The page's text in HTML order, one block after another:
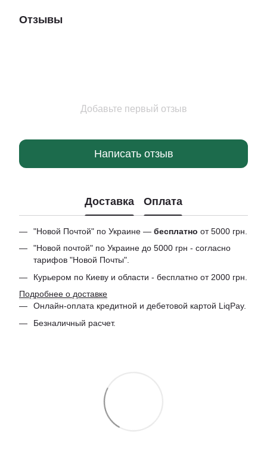
Отзывы
Добавьте первый отзыв
Написать отзыв
Доставка Оплата
"Новой Почтой" по Украине — бесплатно от 5000 грн.
"Новой почтой" по Украине до 5000 грн - согласно
тарифов "Новой Почты".
Курьером по Киеву и области - бесплатно от 2000 грн.
Подробнее о доставке
Онлайн-оплата кредитной и дебетовой картой LiqPay.
Безналичный расчет.